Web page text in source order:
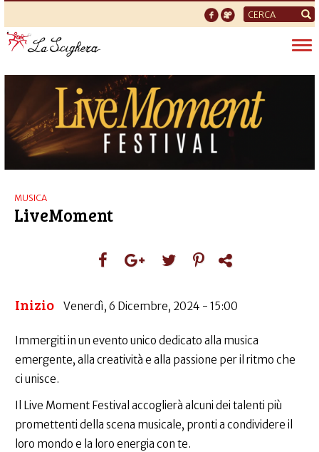
Form
di
ricerca
MUSICA
LiveMoment
Inizio Venerdì, 6 Dicembre, 2024 - 15:00
Immergiti in un evento unico dedicato alla musica
emergente, alla creatività e alla passione per il ritmo che
ci unisce.
Il Live Moment Festival accoglierà alcuni dei talenti più
promettenti della scena musicale, pronti a condividere il
loro mondo e la loro energia con te.